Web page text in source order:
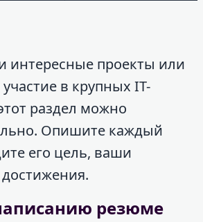
интересные проекты или
в крупных IT-
раздел можно
Опишите каждый
его цель, ваши
резюме